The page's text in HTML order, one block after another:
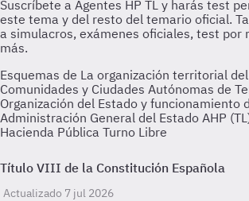
Esquemas de La organización territorial
Comunidades y Ciudades Autónomas de
Organización del Estado y funcionamiento
Administración General del Estado AHP
Hacienda Pública Turno Libre
Título VIII de la Constitución Española
Actualizado 7 jul 2026